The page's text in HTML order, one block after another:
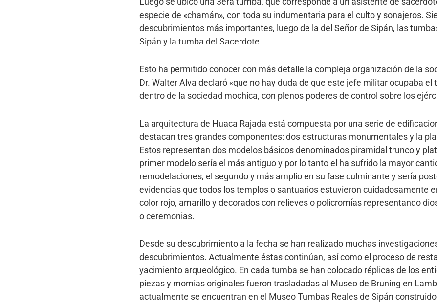
especie de «chamán», con toda su indumentaria para el culto y sonajeros.
descubrimientos más importantes, luego de la del Señor de Sipán, las
Sipán y la tumba del Sacerdote.
Esto ha permitido conocer con más detalle la compleja organización de la
Dr. Walter Alva declaró «que no hay duda de que este jefe militar ocupaba el
dentro de la sociedad mochica, con plenos poderes de control sobre los
La arquitectura de Huaca Rajada está compuesta por una serie de
destacan tres grandes componentes: dos estructuras monumentales y la
Estos representan dos modelos básicos denominados piramidal trunco y
primer modelo sería el más antiguo y por lo tanto el ha sufrido la mayor
remodelaciones, el segundo y más amplio en su fase culminante y sería
evidencias que todos los templos o santuarios estuvieron cuidadosamente
color rojo, amarillo y decorados con relieves o policromías representando
o ceremonias.
Desde su descubrimiento a la fecha se han realizado muchas
descubrimientos. Actualmente éstas continúan, así como el proceso de
yacimiento arqueológico. En cada tumba se han colocado réplicas de los
piezas y momias originales fueron trasladadas al Museo de Bruning en
actualmente se encuentran en el Museo Tumbas Reales de Sipán